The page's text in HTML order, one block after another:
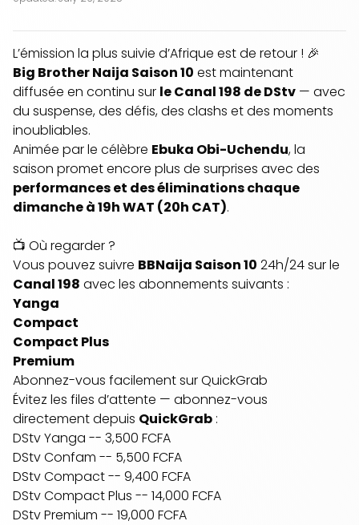
L’émission la plus suivie d’Afrique est de retour ! 🎉
Big Brother Naija Saison 10 est maintenant
diffusée en continu sur le Canal 198 de DStv — avec
du suspense, des défis, des clashs et des moments
inoubliables.
Animée par le célèbre Ebuka Obi-Uchendu, la
saison promet encore plus de surprises avec des
performances et des éliminations chaque
dimanche à 19h WAT (20h CAT).
📺 Où regarder ?
Vous pouvez suivre BBNaija Saison 10 24h/24 sur le
Canal 198 avec les abonnements suivants :
Yanga
Compact
Compact Plus
Premium
Abonnez-vous facilement sur QuickGrab
Évitez les files d’attente — abonnez-vous
directement depuis QuickGrab :
DStv Yanga -- 3,500 FCFA
DStv Confam -- 5,500 FCFA
DStv Compact -- 9,400 FCFA
DStv Compact Plus -- 14,000 FCFA
DStv Premium -- 19,000 FCFA